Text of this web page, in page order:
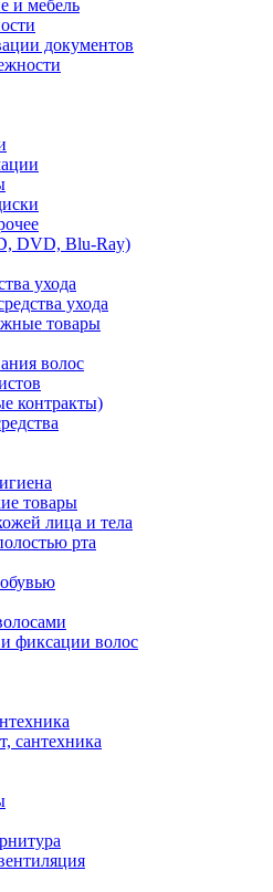
и мебель
документов
DVD, Blu-Ray)
ухода
ухода
товары
волос
контракты)
товары
лица и тела
рта
фиксации волос
сантехника